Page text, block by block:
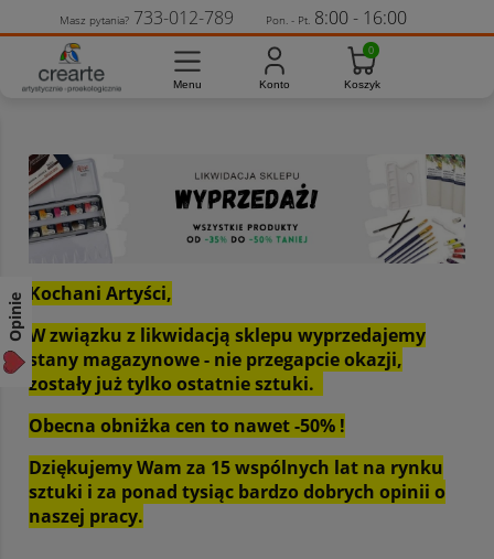
Kochani Artyści,
W związku z likwidacją sklepu wyprzedajemy
stany magazynowe - nie przegapcie okazji,
zostały już tylko ostatnie sztuki.
Obecna obniżka cen to nawet -50% !
Dziękujemy Wam za 15 wspólnych lat na rynku
sztuki i za ponad tysiąc bardzo dobrych opinii o
naszej pracy.
Masz pytania? 733-012-789 Pon. - Pt. 8:00 - 16:00
Opinie